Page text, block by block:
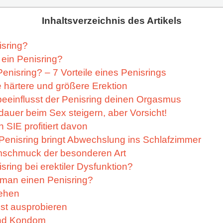
Inhaltsverzeichnis des Artikels
Penisring?
– 7 Vorteile eines Penisrings
härtere und größere Erektion
der Penisring deinen Orgasmus
beim Sex steigern, aber Vorsicht!
SIE profitiert davon
bringt Abwechslung ins Schlafzimmer
der besonderen Art
bei erektiler Dysfunktion?
einen Penisring?
ausprobieren
Kondom